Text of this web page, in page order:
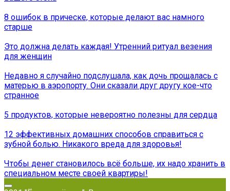
8 ошибок в прическе, которые делают вас намного
старше
Это должна делать каждая! Утренний ритуал везения
для женщин
Недавно я случайно подслушала, как дочь прощалась с
матерью в аэропорту. Они сказали друг другу кое-что
странное
5 продуктов, которые невероятно полезны для сердца
12 эффективных домашних способов справиться с
зубной болью. Никакого вреда для здоровья!
Чтобы денег становилось всё больше, их надо хранить в
специальном месте своей квартиры!